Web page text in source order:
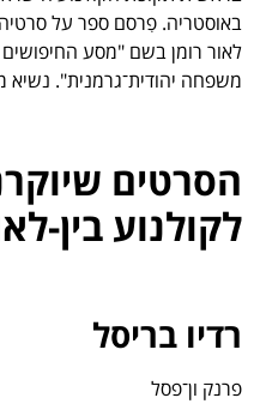
באוסטריה. פִרסם ספר על
לאור רומן בשם "מסע החיפושים
משפחה יהודית־גרמנית". נשיא
הסרטים
לקולנוע בין-
רדיו בריסל
פרנק ון־פסל